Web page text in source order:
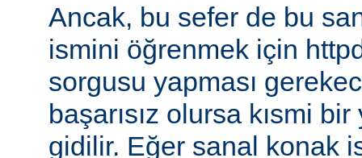
Ancak, bu sefer de bu
ismini öğrenmek için
sorgusu yapması
başarısız olursa kısmi bir
gidilir. Eğer sanal konak